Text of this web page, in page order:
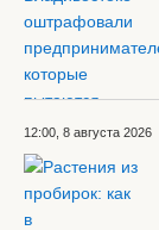
12:00, 8 августа 2026